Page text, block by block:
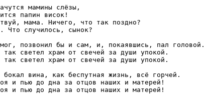
мамины слёзы,
папин висок!
мама. Ничего, что так поздно?
Что случилось, сынок?
позвонил бы и сам, и, покаявшись, пал головой.
так светел храм от свечей за души упокой.
так светел храм от свечей за души упокой.
бокал вина, как беспутная жизнь, всё горчей.
и пью до дна за отцов наших и матерей!
и пью до дна за отцов наших и матерей!